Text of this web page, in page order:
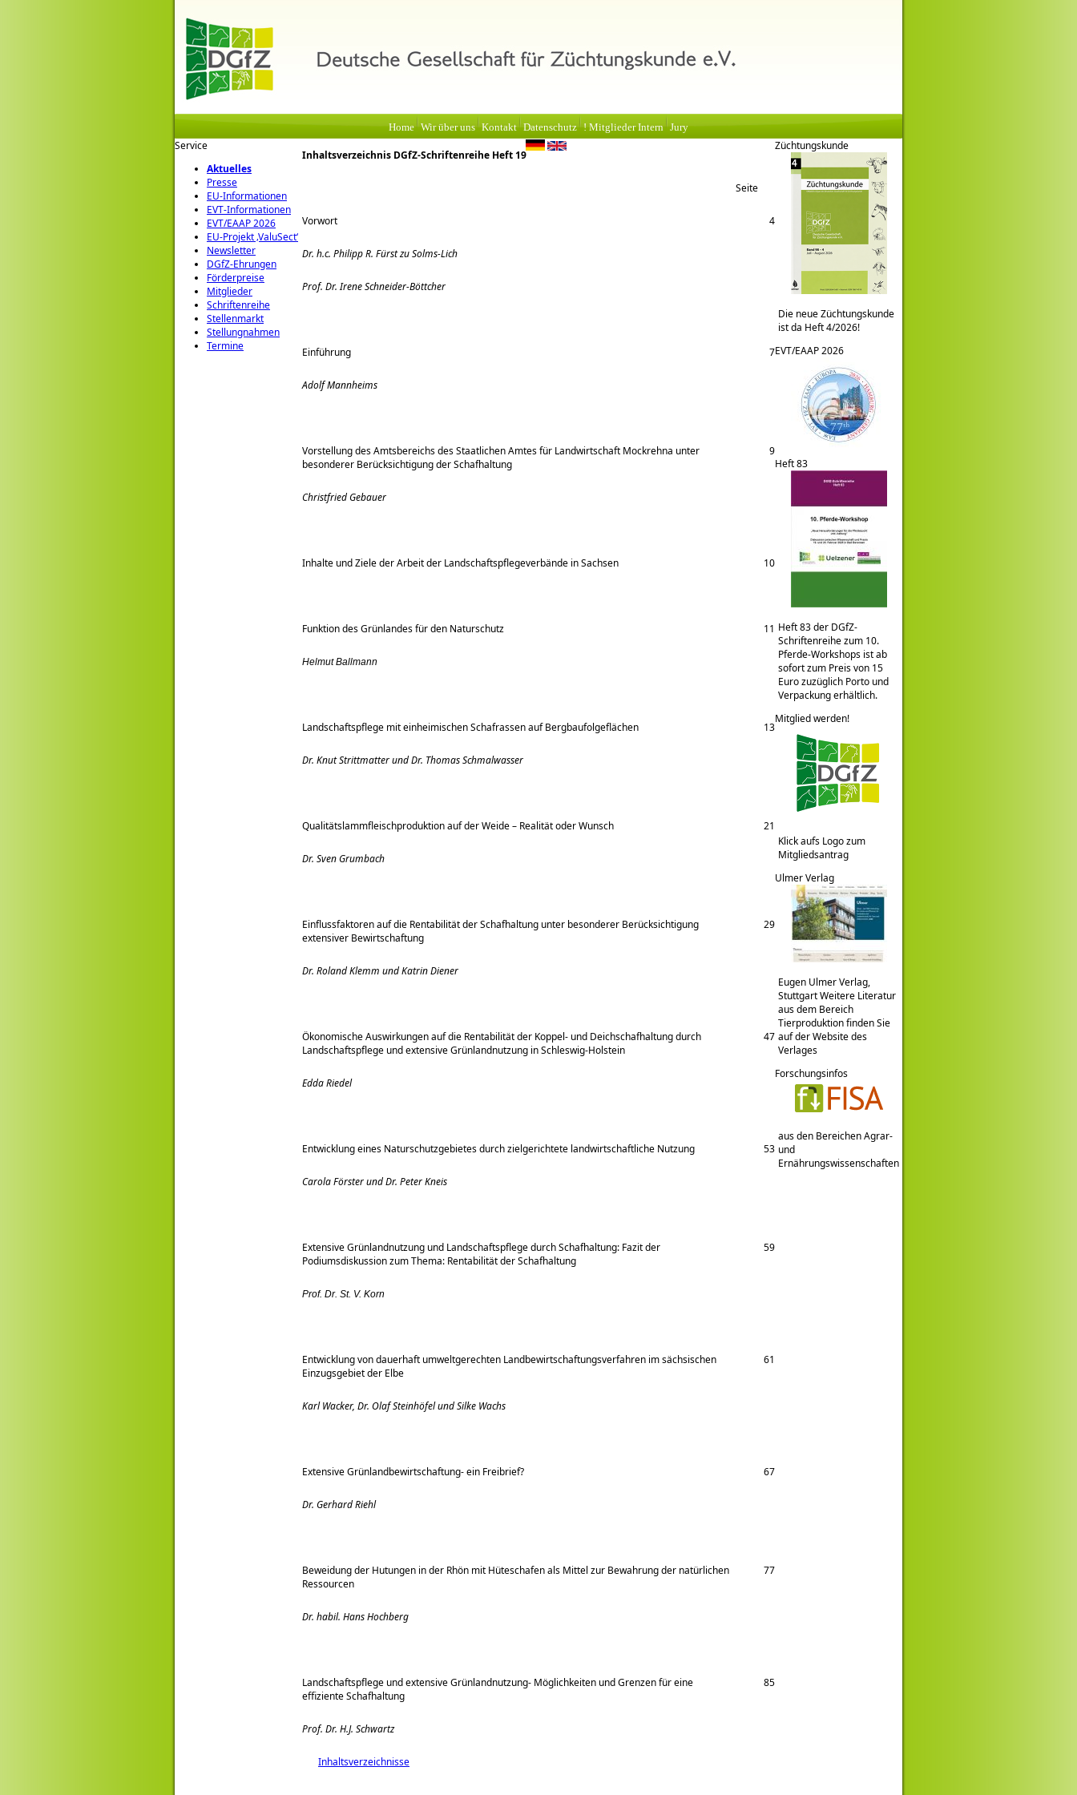
Home Wir über uns Kontakt Datenschutz ! Mitglieder Intern Jury
Service
Aktuelles
Presse
EU-Informationen
EVT-Informationen
EVT/EAAP 2026
EU-Projekt ‚ValuSect‘
Newsletter
DGfZ-Ehrungen
Förderpreise
Mitglieder
Schriftenreihe
Stellenmarkt
Stellungnahmen
Termine
Inhaltsverzeichnis DGfZ-Schriftenreihe Heft 19
Seite
Vorwort 4
Dr. h.c. Philipp R. Fürst zu Solms-Lich
Prof. Dr. Irene Schneider-Böttcher
Einführung 7
Adolf Mannheims
Vorstellung des Amtsbereichs des Staatlichen Amtes für Landwirtschaft Mockrehna unter
besonderer Berücksichtigung der Schafhaltung
9
Christfried Gebauer
Inhalte und Ziele der Arbeit der Landschaftspflegeverbände in Sachsen 10
Funktion des Grünlandes für den Naturschutz 11
Helmut Ballmann
Landschaftspflege mit einheimischen Schafrassen auf Bergbaufolgeflächen 13
Dr. Knut Strittmatter und Dr. Thomas Schmalwasser
Qualitätslammfleischproduktion auf der Weide – Realität oder Wunsch 21
Dr. Sven Grumbach
Einflussfaktoren auf die Rentabilität der Schafhaltung unter besonderer Berücksichtigung
extensiver Bewirtschaftung
29
Dr. Roland Klemm und Katrin Diener
Ökonomische Auswirkungen auf die Rentabilität der Koppel- und Deichschafhaltung durch
Landschaftspflege und extensive Grünlandnutzung in Schleswig-Holstein
47
Edda Riedel
Entwicklung eines Naturschutzgebietes durch zielgerichtete landwirtschaftliche Nutzung 53
Carola Förster und Dr. Peter Kneis
Extensive Grünlandnutzung und Landschaftspflege durch Schafhaltung: Fazit der
Podiumsdiskussion zum Thema: Rentabilität der Schafhaltung
59
Prof. Dr. St. V. Korn
Entwicklung von dauerhaft umweltgerechten Landbewirtschaftungsverfahren im sächsischen
Einzugsgebiet der Elbe
61
Karl Wacker, Dr. Olaf Steinhöfel und Silke Wachs
Extensive Grünlandbewirtschaftung- ein Freibrief? 67
Dr. Gerhard Riehl
Beweidung der Hutungen in der Rhön mit Hüteschafen als Mittel zur Bewahrung der natürlichen
Ressourcen
77
Dr. habil. Hans Hochberg
Landschaftspflege und extensive Grünlandnutzung- Möglichkeiten und Grenzen für eine
effiziente Schafhaltung
85
Prof. Dr. H.J. Schwartz
Inhaltsverzeichnisse
Züchtungskunde
Die neue Züchtungskunde
ist da Heft 4/2026!
EVT/EAAP 2026
Heft 83
Heft 83 der DGfZ-
Schriftenreihe zum 10.
Pferde-Workshops ist ab
sofort zum Preis von 15
Euro zuzüglich Porto und
Verpackung erhältlich.
Mitglied werden!
Klick aufs Logo zum
Mitgliedsantrag
Ulmer Verlag
Eugen Ulmer Verlag,
Stuttgart Weitere Literatur
aus dem Bereich
Tierproduktion finden Sie
auf der Website des
Verlages
Forschungsinfos
aus den Bereichen Agrar-
und
Ernährungswissenschaften